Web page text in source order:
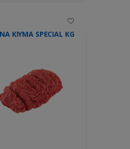
KIYMA SPECIAL KG